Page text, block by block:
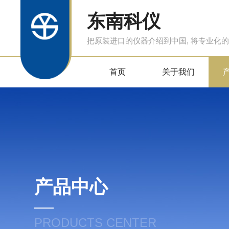
东南科仪
把原装进口的仪器介绍到中国, 将专业化
首页 关于我们
产品中心
PRODUCTS CENTER